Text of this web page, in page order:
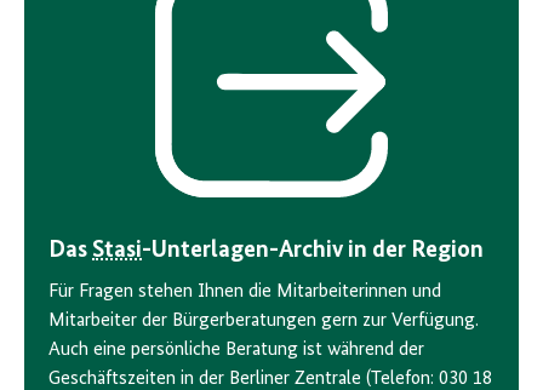
Das Stasi-Unterlagen-Archiv in der Region
Für Fragen stehen Ihnen die Mitarbeiterinnen und
Mitarbeiter der Bürgerberatungen gern zur Verfügung.
Auch eine persönliche Beratung ist während der
Geschäftszeiten in der Berliner Zentrale (Telefon: 030 18